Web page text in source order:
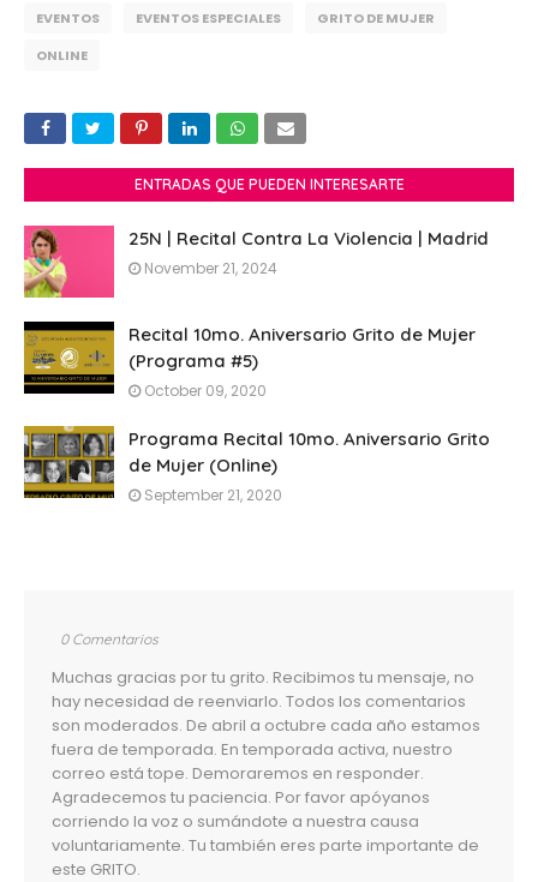
EVENTOS EVENTOS ESPECIALES
GRITO DE MUJER
ONLINE
ENTRADAS QUE PUEDEN INTERESARTE
25N | Recital Contra La Violencia | Madrid
November 21, 2024
Recital 10mo. Aniversario Grito de Mujer
(Programa #5)
October 09, 2020
Programa Recital 10mo. Aniversario Grito
de Mujer (Online)
September 21, 2020
0 Comentarios
Muchas gracias por tu grito. Recibimos tu mensaje, no
hay necesidad de reenviarlo. Todos los comentarios
son moderados. De abril a octubre cada año estamos
fuera de temporada. En temporada activa, nuestro
correo está tope. Demoraremos en responder.
Agradecemos tu paciencia. Por favor apóyanos
corriendo la voz o sumándote a nuestra causa
voluntariamente. Tu también eres parte importante de
este GRITO.